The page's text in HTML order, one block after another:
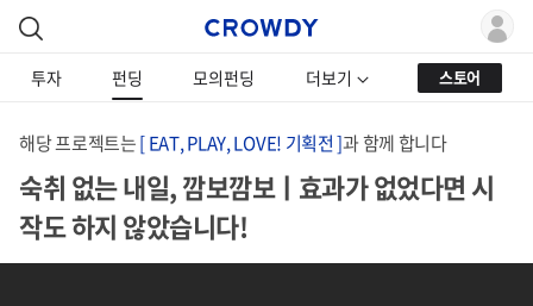
투자 펀딩 모의펀딩 더보기 스토어
해당 프로젝트는[ EAT, PLAY, LOVE! 기획전 ]과 함께 합니다
숙취 없는 내일, 깜보깜보ㅣ효과가 없었다면 시
작도 하지 않았습니다!